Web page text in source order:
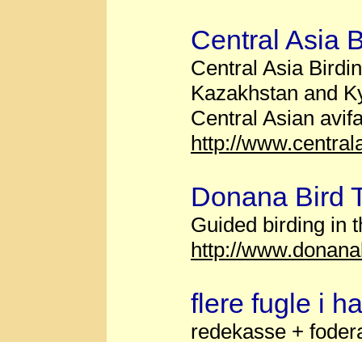
Central Asia
Central Asia
Kazakhstan and
Central Asian
http://
Donana Bird
Guided birding in
http://
flere fugle i
redekasse +